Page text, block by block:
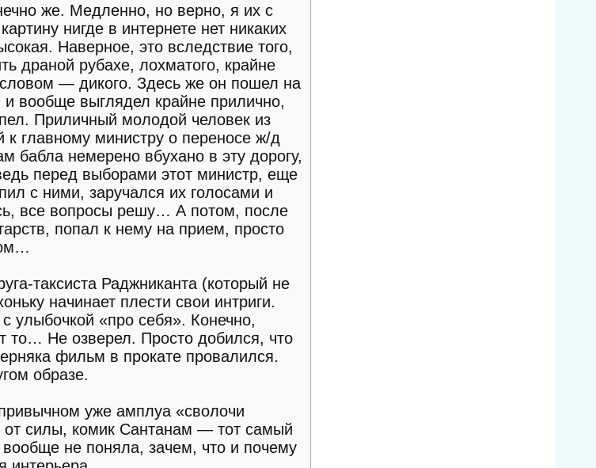
же. Медленно, но верно, я их с
нигде в интернете нет никаких
Наверное, это вследствие того,
драной рубахе, лохматого, крайне
— дикого. Здесь же он пошел на
вообще выглядел крайне прилично,
Приличный молодой человек из
главному министру о переносе ж/д
бабла немерено вбухано в эту дорогу,
перед выборами этот министр, еще
с ними, заручался их голосами и
все вопросы решу… А потом, после
попал к нему на прием, просто
таксиста Раджниканта (который не
начинает плести свои интриги.
улыбочкой «про себя». Конечно,
то… Не озверел. Просто добился, что
фильм в прокате провалился.
образе.
уже амплуа «сволочи
силы, комик Сантанам — тот самый
не поняла, зачем, что и почему